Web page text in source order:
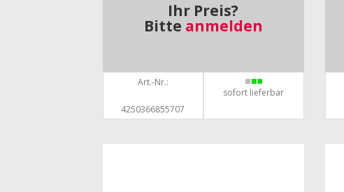
Ihr Preis?
Bitte anmelden
Art.-Nr.:
4250366855707
sofort lieferbar